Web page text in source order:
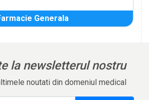
Generala
la newsletterul nostru
noutati din domeniul medical